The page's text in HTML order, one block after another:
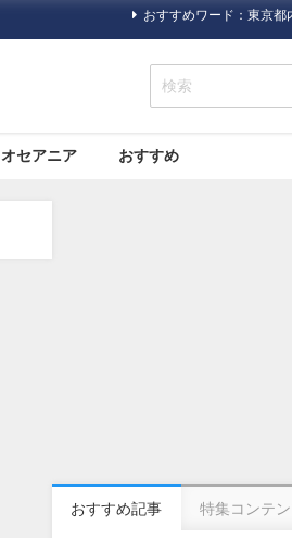
おすすめワード：東京都
オセアニア おすすめ
おすすめ記事 特集コンテ